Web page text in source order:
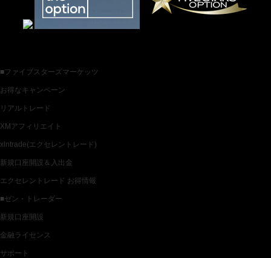
■ファイブスターズマーケッツ
お得なキャンペーン
リアルトレード
XMアフィリエイト
xlntrade(エクセレントレード)
新規口座開設＆入出金
エクセレントレード お得情報
■ゼン・トレーダー
新規口座開設
金融ライセンス
サポート